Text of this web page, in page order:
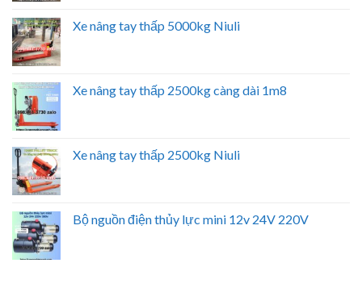
Xe nâng tay thấp 5000kg Niuli
Xe nâng tay thấp 2500kg càng dài 1m8
Xe nâng tay thấp 2500kg Niuli
Bộ nguồn điện thủy lực mini 12v 24V 220V